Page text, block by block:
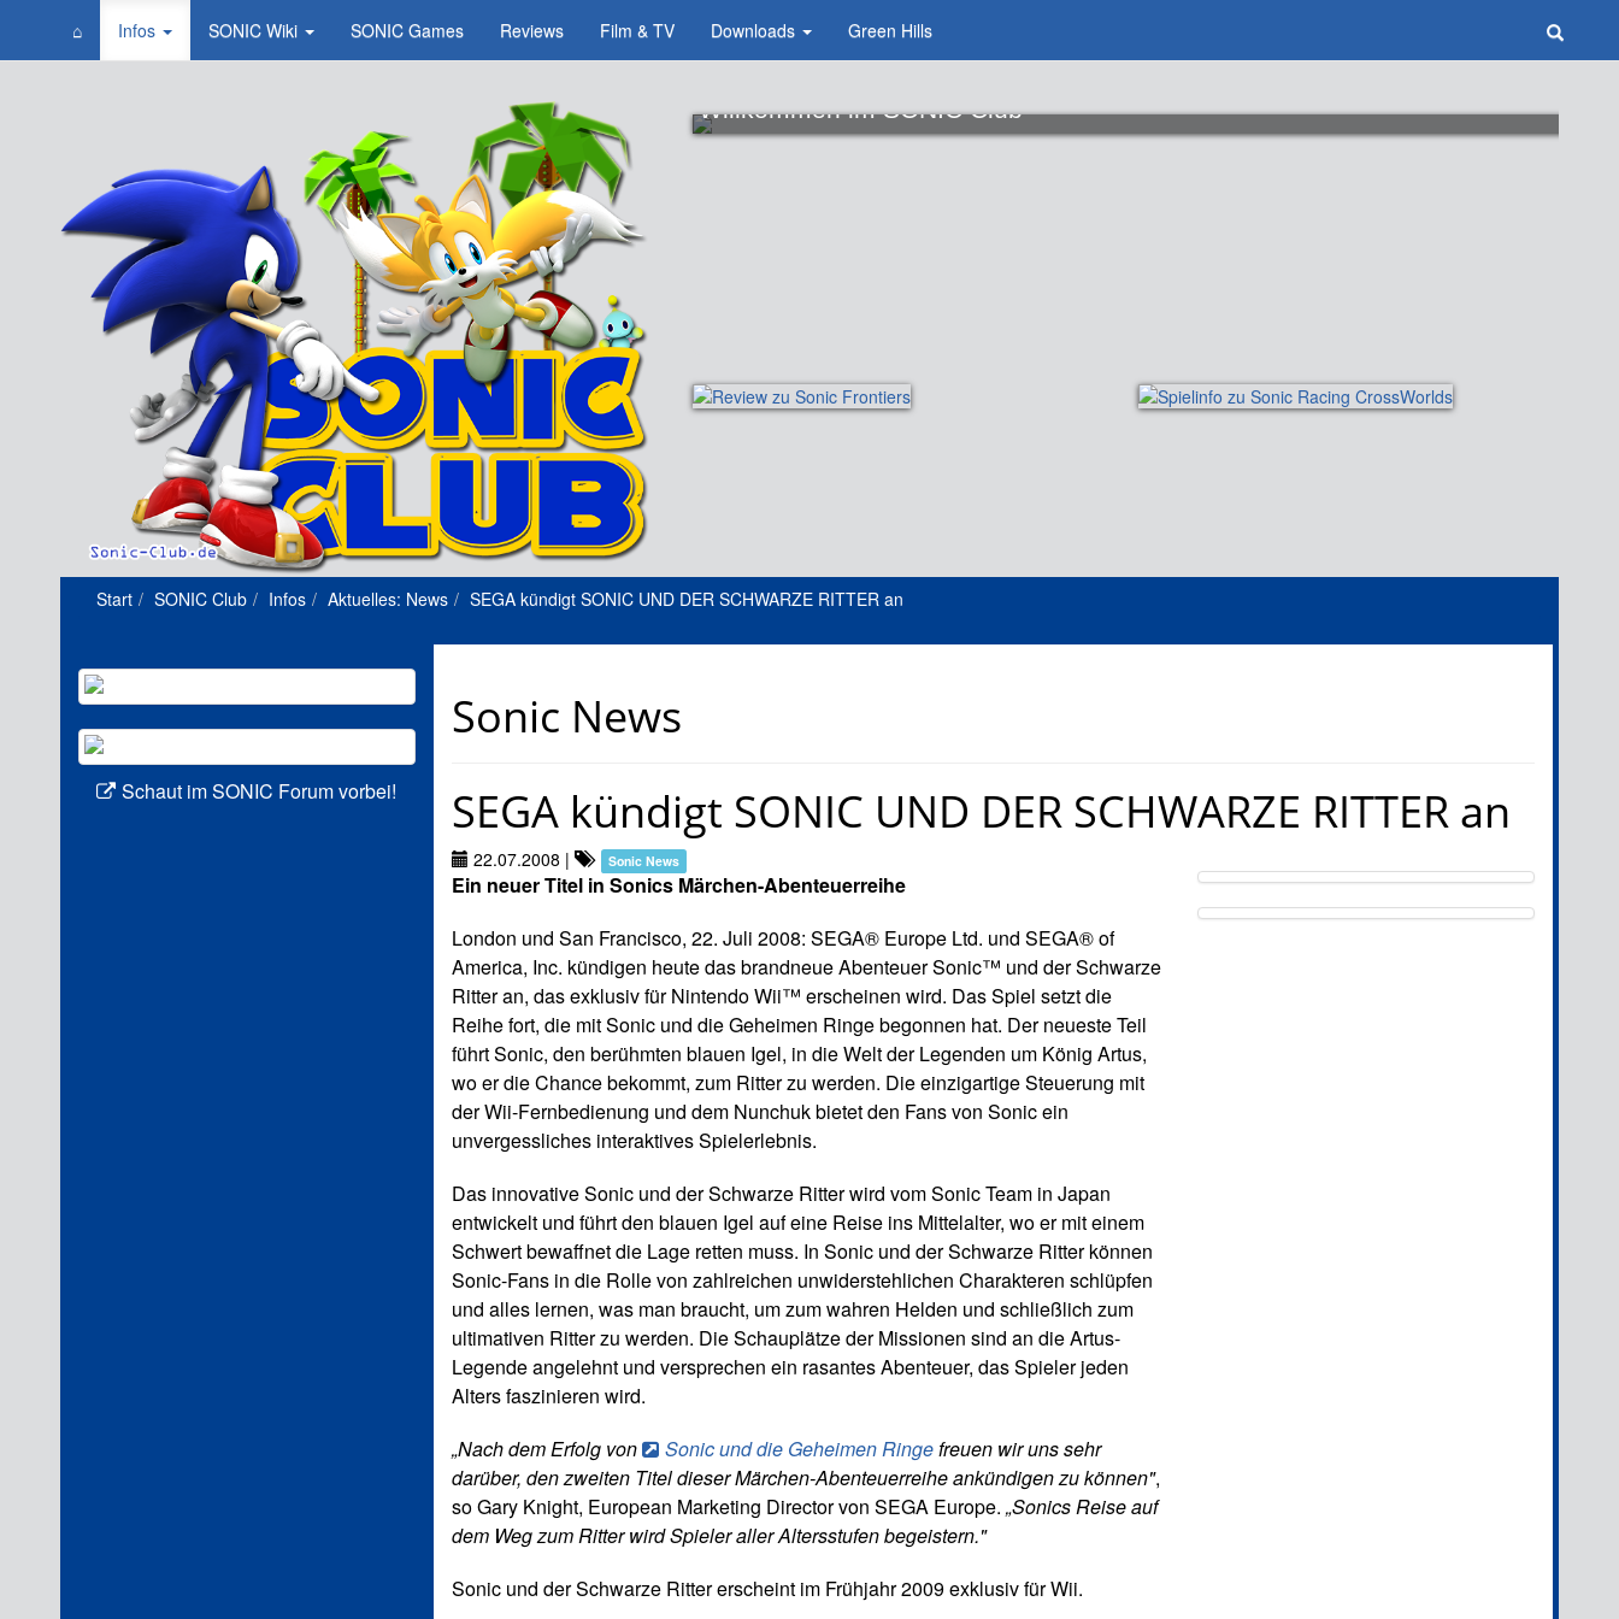
⌂ Infos SONIC Wiki SONIC Games Reviews Film & TV Downloads Green Hills
Willkommen im SONIC Club
Start SONIC Club Infos Aktuelles: News SEGA kündigt SONIC UND DER SCHWARZE RITTER an
Schaut im SONIC Forum vorbei!
Sonic News
SEGA kündigt SONIC UND DER SCHWARZE RITTER an
22.07.2008 | Sonic News
Ein neuer Titel in Sonics Märchen-Abenteuerreihe
London und San Francisco, 22. Juli 2008: SEGA® Europe Ltd. und SEGA® of
America, Inc. kündigen heute das brandneue Abenteuer Sonic™ und der Schwarze
Ritter an, das exklusiv für Nintendo Wii™ erscheinen wird. Das Spiel setzt die
Reihe fort, die mit Sonic und die Geheimen Ringe begonnen hat. Der neueste Teil
führt Sonic, den berühmten blauen Igel, in die Welt der Legenden um König Artus,
wo er die Chance bekommt, zum Ritter zu werden. Die einzigartige Steuerung mit
der Wii-Fernbedienung und dem Nunchuk bietet den Fans von Sonic ein
unvergessliches interaktives Spielerlebnis.
Das innovative Sonic und der Schwarze Ritter wird vom Sonic Team in Japan
entwickelt und führt den blauen Igel auf eine Reise ins Mittelalter, wo er mit einem
Schwert bewaffnet die Lage retten muss. In Sonic und der Schwarze Ritter können
Sonic-Fans in die Rolle von zahlreichen unwiderstehlichen Charakteren schlüpfen
und alles lernen, was man braucht, um zum wahren Helden und schließlich zum
ultimativen Ritter zu werden. Die Schauplätze der Missionen sind an die Artus-
Legende angelehnt und versprechen ein rasantes Abenteuer, das Spieler jeden
Alters faszinieren wird.
„Nach dem Erfolg von
Sonic und die Geheimen Ringefreuen wir uns sehr
darüber, den zweiten Titel dieser Märchen-Abenteuerreihe ankündigen zu können",
so Gary Knight, European Marketing Director von SEGA Europe. „Sonics Reise auf
dem Weg zum Ritter wird Spieler aller Altersstufen begeistern."
Sonic und der Schwarze Ritter erscheint im Frühjahr 2009 exklusiv für Wii.